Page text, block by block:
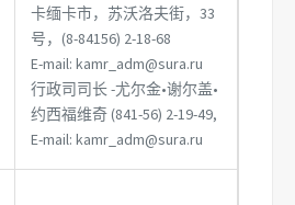
卡缅卡市，苏沃洛夫街，33
号，(8-84156) 2-18-68
E-mail: kamr_adm@sura.ru
行政司司长 -尤尔金•谢尔盖•
约西福维奇 (841-56) 2-19-49,
E-mail: kamr_adm@sura.ru